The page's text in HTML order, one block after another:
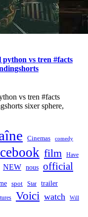
vs tren #facts
vs tren #facts
sixer sphere,
Cinemas comedy
film Have
NEW nous official
spot Star trailer
Voici watch Will